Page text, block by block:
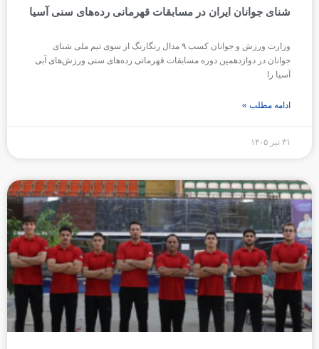
شنای جوانان ایران در مسابقات قهرمانی رده‌های سنی آسیا
وزارت ورزش و جوانان کسب ۹ مدال رنگارنگ از سوی تیم ملی شنای
جوانان در دوازدهمین دوره مسابقات قهرمانی رده‌های سنی ورزش‌های آبی
آسیا را
ادامه مطلب »
۳۱ تیر ۱۴۰۵